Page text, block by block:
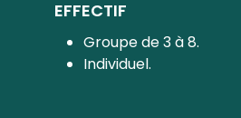
EFFECTIF
Groupe de 3 à 8.
Individuel.